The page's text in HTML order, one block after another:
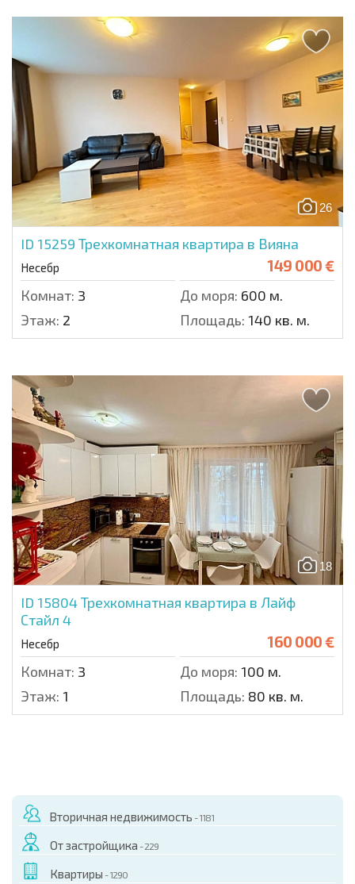
26
ID 15259 Трехкомнатная квартира в Вияна
Несебр 149 000 €
Комнат: 3 До моря: 600 м.
Этаж: 2 Площадь: 140 кв. м.
18
ID 15804Трехкомнатная квартира в Лайф
Стайл 4
Несебр 160 000 €
Комнат: 3 До моря: 100 м.
Этаж: 1 Площадь: 80 кв. м.
Вторичная недвижимость - 1181
От застройщика - 229
Квартиры - 1290